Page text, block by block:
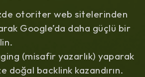
otoriter web sitelerinden
Google’da daha güçlü bir
(misafir yazarlık) yaparak
doğal backlink kazandırın.